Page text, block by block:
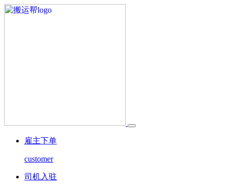
雇主下单
customer
司机入驻